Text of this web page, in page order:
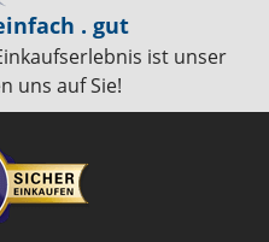
. gut
ist unser
uns auf Sie!